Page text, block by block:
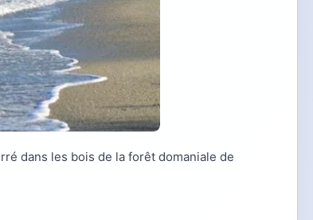
dans les bois de la forêt domaniale de